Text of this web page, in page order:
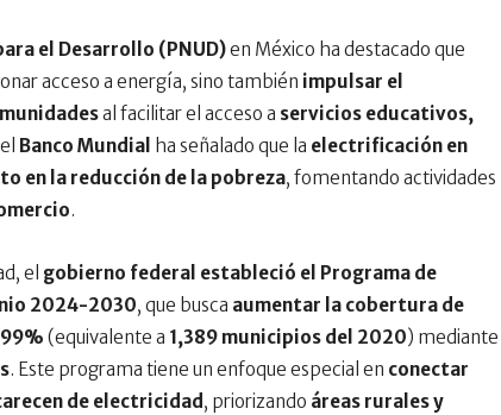
el Desarrollo (PNUD)en México ha destacado que
acceso a energía, sino también impulsar el
al facilitar el acceso a servicios educativos,
Banco Mundial ha señalado que la electrificación en
en la reducción de la pobreza, fomentando actividades
.
el gobierno federal estableció el Programa de
2024-2030, que busca aumentar la cobertura de
(equivalente a 1,389 municipios del 2020) mediante
. Este programa tiene un enfoque especial en conectar
de electricidad , priorizando áreas rurales y